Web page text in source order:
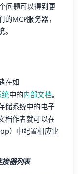
问题可以得到更
MCP服务器，
在如
统中的内部文档。
储系统中的电子
档作者就可以在
）中配置相应业
器列表